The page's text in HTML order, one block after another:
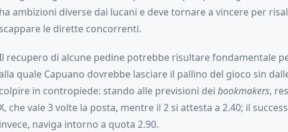
ha ambizioni diverse dai lucani e deve tornare a vincere per
scappare le dirette concorrenti.
recupero di alcune pedine potrebbe risultare fondamentale
quale Capuano dovrebbe lasciare il pallino del gioco sin
colpire in contropiede: stando alle previsioni dei bookmakers,
che vale 3 volte la posta, mentre il 2 si attesta a 2.40; il
invece, naviga intorno a quota 2.90.